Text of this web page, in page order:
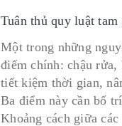
Tuân thủ quy luật tam
Một trong những
điểm chính: chậu rửa,
tiết kiệm thời gian,
Ba điểm này cần bố
Khoảng cách giữa